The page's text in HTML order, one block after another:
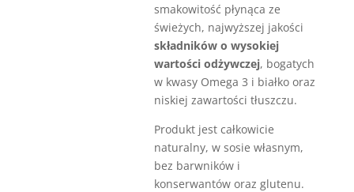
smakowitość płynąca ze
świeżych, najwyższej jakości
składników o wysokiej
wartości odżywczej, bogatych
w kwasy Omega 3 i białko oraz
niskiej zawartości tłuszczu.
Produkt jest całkowicie
naturalny, w sosie własnym,
bez barwników i
konserwantów oraz glutenu.